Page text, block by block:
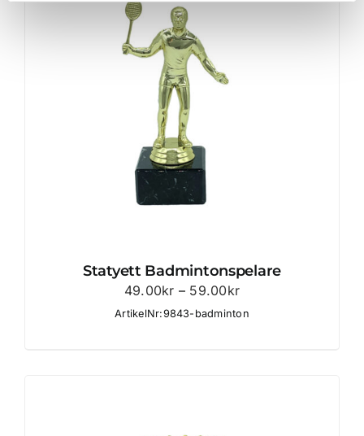
Statyett Badmintonspelare
49.00kr – 59.00krPrisintervall:
49.00kr
ArtikelNr:9843-badminton